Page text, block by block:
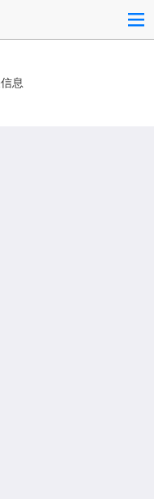
息